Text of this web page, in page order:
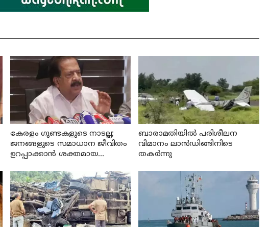
കേരളം ഗുണ്ടകളുടെ നാടല്ല;
ജനങ്ങളുടെ സമാധാന ജീവിതം
ഉറപ്പാക്കാന്‍ ശക്തമായ
ബാരാമതിയില്‍ പരിശീലന
വിമാനം ലാന്‍ഡിങ്ങിനിടെ
തകര്‍ന്നു